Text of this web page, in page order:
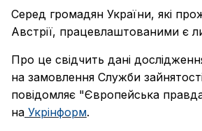
Серед громадян України, які
Австрії, працевлаштованими є
Про це свідчить дані
на замовлення Служби
повідомляє "Європейська
на Укрінформ.